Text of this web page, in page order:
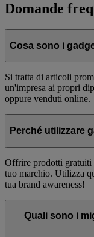
Domande
Cosa sono i
Si tratta di articoli
un'impresa ai propri
oppure venduti online.
Perché utilizzare
Offrire prodotti gratuiti
tuo marchio. Utilizza
tua brand awareness!
Quali sono i